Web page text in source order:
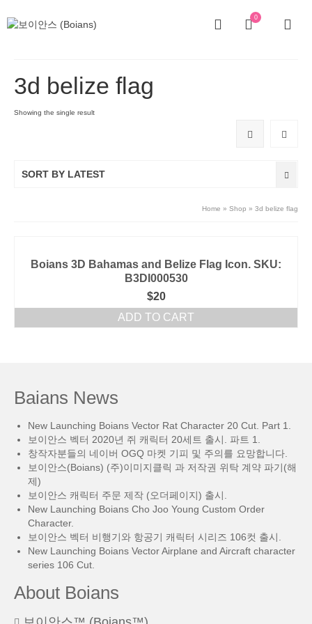
0
3d belize flag
Showing the single result
SORT BY LATEST
Home » Shop » 3d belize flag
Boians 3D Bahamas and Belize Flag Icon. SKU:
B3DI000530
$20
ADD TO CART
Baians News
New Launching Boians Vector Rat Character 20 Cut. Part 1.
보이안스 벡터 2020년 쥐 캐릭터 20세트 출시. 파트 1.
창작자분들의 네이버 OGQ 마켓 기피 및 주의를 요망합니다.
보이안스(Boians) (주)이미지클릭 과 저작권 위탁 계약 파기(해
제)
보이안스 캐릭터 주문 제작 (오더페이지) 출시.
New Launching Boians Cho Joo Young Custom Order
Character.
보이안스 벡터 비행기와 항공기 캐릭터 시리즈 106컷 출시.
New Launching Boians Vector Airplane and Aircraft character
series 106 Cut.
About Boians